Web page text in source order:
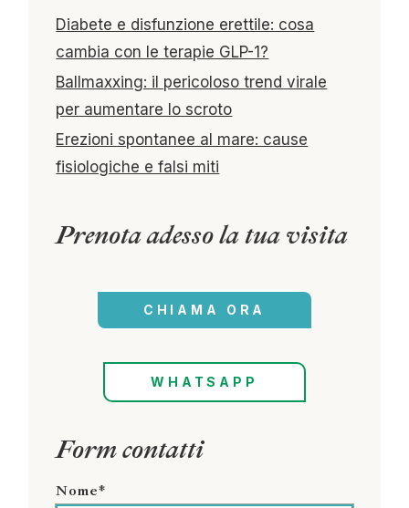
Diabete e disfunzione erettile: cosa
cambia con le terapie GLP-1?
Ballmaxxing: il pericoloso trend virale
per aumentare lo scroto
Erezioni spontanee al mare: cause
fisiologiche e falsi miti
Prenota adesso la tua visita
CHIAMA ORA
WHATSAPP
Form contatti
Nome*